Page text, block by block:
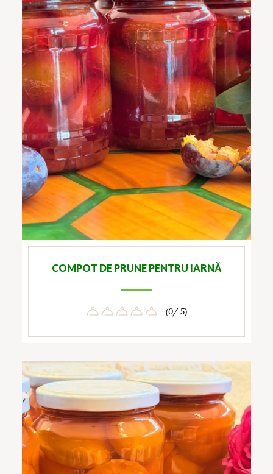
COMPOT DE PRUNE PENTRU IARNĂ
(0/ 5)